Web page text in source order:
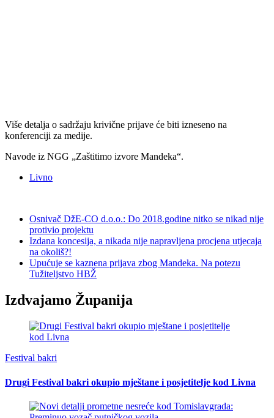
Više detalja o sadržaju krivične prijave će biti izneseno na
konferenciji za medije.
Navode iz NGG „Zaštitimo izvore Mandeka“.
Livno
Osnivač DžE-CO d.o.o.: Do 2018.godine nitko se nikad nije
protivio projektu
Izdana koncesija, a nikada nije napravljena procjena utjecaja
na okoliš?!
Upućuje se kaznena prijava zbog Mandeka. Na potezu
Tužiteljstvo HBŽ
Izdvajamo Županija
Festival bakri
Drugi Festival bakri okupio mještane i posjetitelje kod Livna